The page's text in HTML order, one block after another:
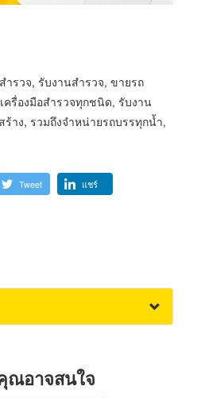
ำรวจ, รับงานสำรวจ, ขายรถ
ครื่องมือสำรวจทุกชนิด, รับงาน
ร้าง, รวมถึงจำหน่ายรถบรรทุกน้ำ,
Tweet แชร์
ณอาจสนใจ